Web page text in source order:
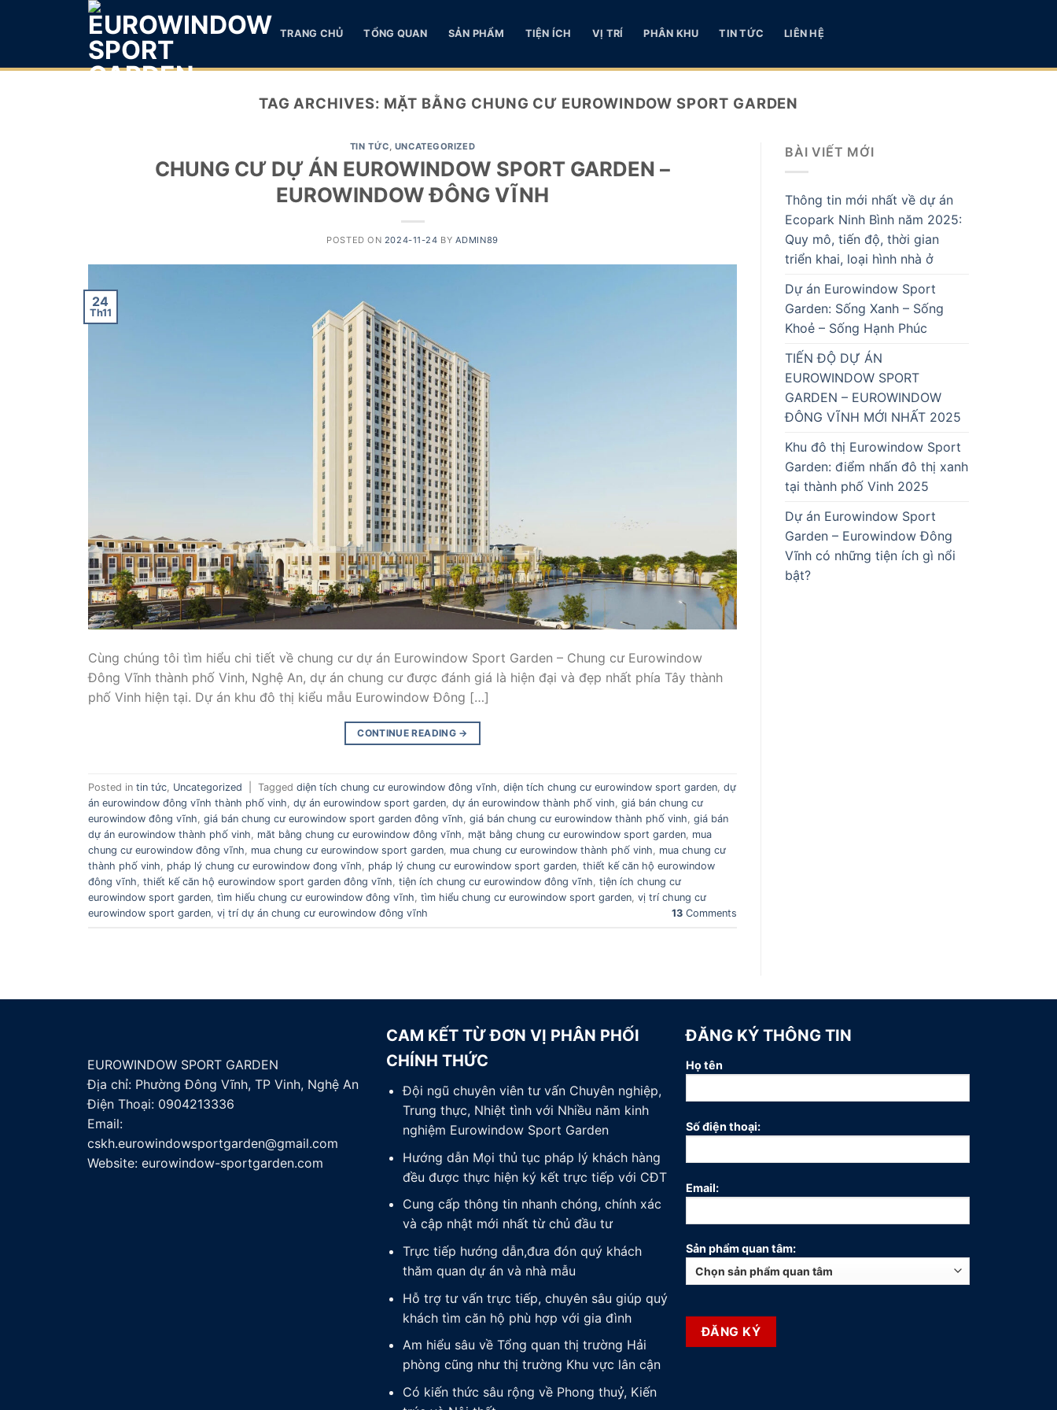
TRANG CHỦ TỔNG QUAN SẢN PHẨM TIỆN ÍCH VỊ TRÍ PHÂN KHU TIN TỨC LIÊN HỆ
TAG ARCHIVES: MẶT BẰNG CHUNG CƯ EUROWINDOW SPORT GARDEN
TIN TỨC, UNCATEGORIZED
CHUNG CƯ DỰ ÁN EUROWINDOW SPORT GARDEN –
EUROWINDOW ĐÔNG VĨNH
POSTED ON 2024-11-24 BY ADMIN89
24
Th11
Cùng chúng tôi tìm hiểu chi tiết về chung cư dự án Eurowindow Sport Garden – Chung cư Eurowindow
Đông Vĩnh thành phố Vinh, Nghệ An, dự án chung cư được đánh giá là hiện đại và đẹp nhất phía Tây thành
phố Vinh hiện tại. Dự án khu đô thị kiểu mẫu Eurowindow Đông […]
CONTINUE READING →
Posted in tin tức Uncategorized Tagged diện tích chung cư eurowindow đông vĩnh diện tích chung cư eurowindow sport garden dự
án eurowindow đông vĩnh thành phố vinh dự án eurowindow sport garden dự án eurowindow thành phố vinh giá bán chung cư
eurowindow đông vĩnh giá bán chung cư eurowindow sport garden đông vĩnh giá bán chung cư eurowindow thành phố vinh giá bán
dự án eurowindow thành phố vinh
măt bằng chung cư eurowindow đông vĩnh mặt bằng chung cư eurowindow sport garden mua
chung cư eurowindow đông vĩnh
mua chung cư eurowindow sport garden mua chung cư eurowindow thành phố vinh
mua chung cư
thành phố vinh
pháp lý chung cư eurowindow đong vĩnh pháp lý chung cư eurowindow sport garden thiết kế căn hộ eurowindow
đông vĩnh thiết kế căn hộ eurowindow sport garden đông vĩnh tiện ích chung cư eurowindow đông vĩnh tiện ích chung cư
eurowindow sport garden tìm hiếu chung cư eurowindow đông vĩnh tìm hiểu chung cư eurowindow sport garden vị trí chung cư
eurowindow sport garden vị trí dự án chung cư eurowindow đông vĩnh 13 Comments
BÀI VIẾT MỚI
Thông tin mới nhất về dự án
Ecopark Ninh Bình năm 2025:
Quy mô, tiến độ, thời gian
triển khai, loại hình nhà ở
Dự án Eurowindow Sport
Garden: Sống Xanh – Sống
Khoẻ – Sống Hạnh Phúc
TIẾN ĐỘ DỰ ÁN
EUROWINDOW SPORT
GARDEN – EUROWINDOW
ĐÔNG VĨNH MỚI NHẤT 2025
Khu đô thị Eurowindow Sport
Garden: điểm nhấn đô thị xanh
tại thành phố Vinh 2025
Dự án Eurowindow Sport
Garden – Eurowindow Đông
Vĩnh có những tiện ích gì nổi
bật?
EUROWINDOW SPORT GARDEN
Địa chỉ: Phường Đông Vĩnh, TP Vinh, Nghệ An
Điện Thoại: 0904213336
Email:
cskh.eurowindowsportgarden@gmail.com
Website: eurowindow-sportgarden.com
CAM KẾT TỪ ĐƠN VỊ PHÂN PHỐI
CHÍNH THỨC
Đội ngũ chuyên viên tư vấn Chuyên nghiệp,
Trung thực, Nhiệt tình với Nhiều năm kinh
nghiệm Eurowindow Sport Garden
Hướng dẫn Mọi thủ tục pháp lý khách hàng
đều được thực hiện ký kết trực tiếp với CĐT
Cung cấp thông tin nhanh chóng, chính xác
và cập nhật mới nhất từ chủ đầu tư
Trực tiếp hướng dẫn,đưa đón quý khách
thăm quan dự án và nhà mẫu
Hỗ trợ tư vấn trực tiếp, chuyên sâu giúp quý
khách tìm căn hộ phù hợp với gia đình
Am hiểu sâu về Tổng quan thị trường Hải
phòng cũng như thị trường Khu vực lân cận
Có kiến thức sâu rộng về Phong thuỷ, Kiến
ĐĂNG KÝ THÔNG TIN
Họ tên
Số điện thoại:
Email:
Sản phẩm quan tâm: